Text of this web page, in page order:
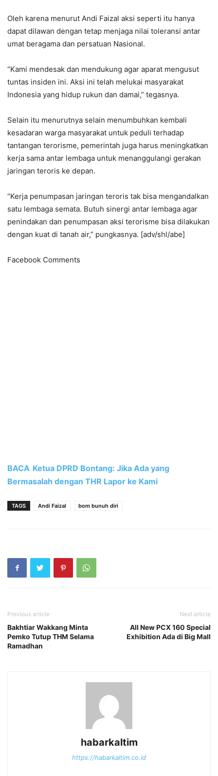
Oleh karena menurut Andi Faizal aksi seperti itu hanya
dapat dilawan dengan tetap menjaga nilai toleransi antar
umat beragama dan persatuan Nasional.
“Kami mendesak dan mendukung agar aparat mengusut
tuntas insiden ini. Aksi ini telah melukai masyarakat
Indonesia yang hidup rukun dan damai,” tegasnya.
Selain itu menurutnya selain menumbuhkan kembali
kesadaran warga masyarakat untuk peduli terhadap
tantangan terorisme, pemerintah juga harus meningkatkan
kerja sama antar lembaga untuk menanggulangi gerakan
jaringan teroris ke depan.
“Kerja penumpasan jaringan teroris tak bisa mengandalkan
satu lembaga semata. Butuh sinergi antar lembaga agar
penindakan dan penumpasan aksi terorisme bisa dilakukan
dengan kuat di tanah air,” pungkasnya. [adv/shl/abe]
Facebook Comments
BACA Ketua DPRD Bontang: Jika Ada yang
Bermasalah dengan THR Lapor ke Kami
TAGS Andi Faizal bom bunuh diri
Previous article
Bakhtiar Wakkang Minta
Pemko Tutup THM Selama
Ramadhan
Next article
All New PCX 160 Special
Exhibition Ada di Big Mall
habarkaltim
https://habarkaltim.co.id